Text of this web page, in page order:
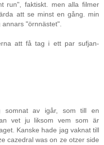
run", faktiskt. men alla filmer
att se minst en gång. min
"örnnästet".
att få tag i ett par sufjan-
somnat av igår, som till en
vet ju liksom vem som är
Kanske hade jag vaknat till
cazedral was on ze otzer side